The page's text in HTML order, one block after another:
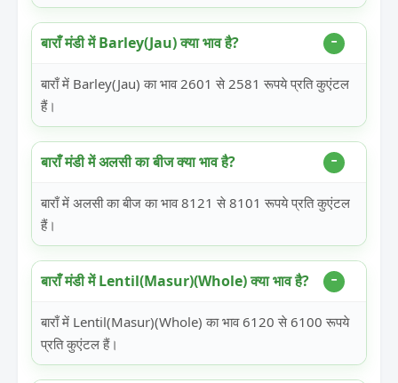
बाराँ मंडी में Barley(Jau) क्या भाव है?
बाराँ में Barley(Jau) का भाव 2601 से 2581 रूपये प्रति कुएंटल
हैं।
बाराँ मंडी में अलसी का बीज क्या भाव है?
बाराँ में अलसी का बीज का भाव 8121 से 8101 रूपये प्रति कुएंटल
हैं।
बाराँ मंडी में Lentil(Masur)(Whole) क्या भाव है?
बाराँ में Lentil(Masur)(Whole) का भाव 6120 से 6100 रूपये
प्रति कुएंटल हैं।